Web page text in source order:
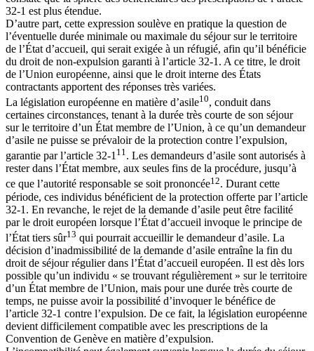
32-1 est plus étendue.
D’autre part, cette expression soulève en pratique la question de
l’éventuelle durée minimale ou maximale du séjour sur le territoire
de l’État d’accueil, qui serait exigée à un réfugié, afin qu’il bénéficie
du droit de non-expulsion garanti à l’article 32-1. A ce titre, le droit
de l’Union européenne, ainsi que le droit interne des États
contractants apportent des réponses très variées.
La législation européenne en matière d’asile10, conduit dans
certaines circonstances, tenant à la durée très courte de son séjour
sur le territoire d’un État membre de l’Union, à ce qu’un demandeur
d’asile ne puisse se prévaloir de la protection contre l’expulsion,
garantie par l’article 32-1 11. Les demandeurs d’asile sont autorisés à
rester dans l’État membre, aux seules fins de la procédure, jusqu’à
ce que l’autorité responsable se soit prononcée12. Durant cette
période, ces individus bénéficient de la protection offerte par l’article
32-1. En revanche, le rejet de la demande d’asile peut être facilité
par le droit européen lorsque l’État d’accueil invoque le principe de
l’État tiers sûr13 qui pourrait accueillir le demandeur d’asile. La
décision d’inadmissibilité de la demande d’asile entraîne la fin du
droit de séjour régulier dans l’État d’accueil européen. Il est dès lors
possible qu’un individu « se trouvant régulièrement » sur le territoire
d’un État membre de l’Union, mais pour une durée très courte de
temps, ne puisse avoir la possibilité d’invoquer le bénéfice de
l’article 32-1 contre l’expulsion. De ce fait, la législation européenne
devient difficilement compatible avec les prescriptions de la
Convention de Genève en matière d’expulsion.